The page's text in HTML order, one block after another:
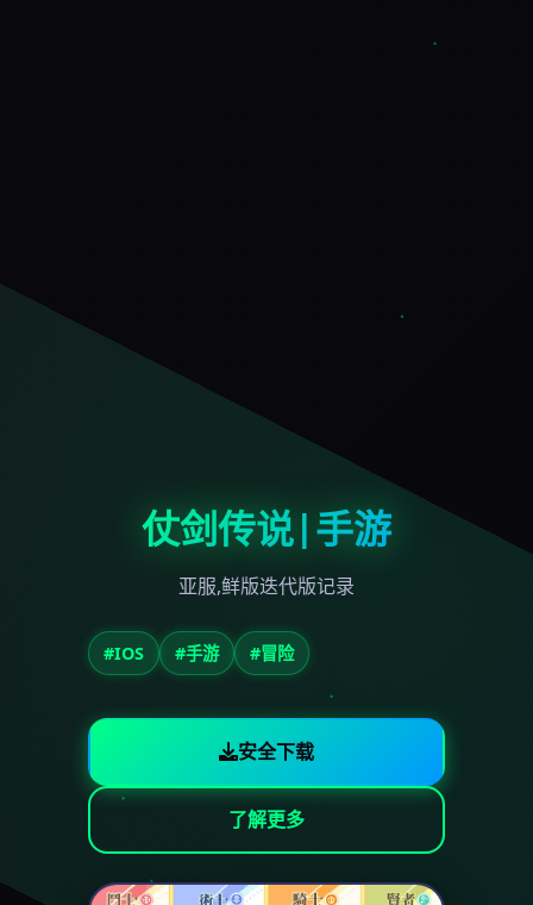
仗剑传说|手游
亚服,鲜版迭代版记录
#IOS #手游 #冒险
安全下载
了解更多